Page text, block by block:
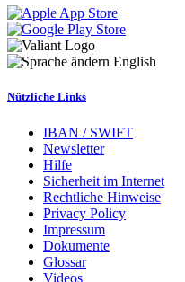
English
Nützliche Links
IBAN / SWIFT
Newsletter
Hilfe
Sicherheit im Internet
Rechtliche Hinweise
Privacy Policy
Impressum
Dokumente
Glossar
Videos